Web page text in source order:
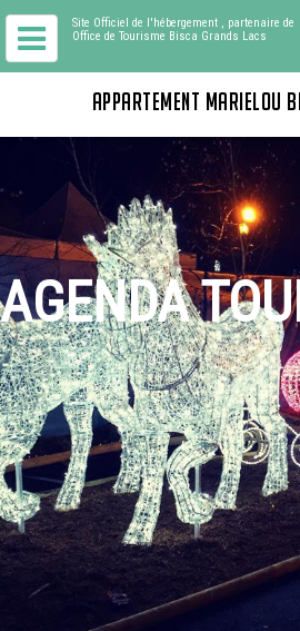
Site Officiel de l'hébergement , partenaire de
Office de Tourisme Bisca Grands Lacs
APPARTEMENT MARIELOU
AGENDA